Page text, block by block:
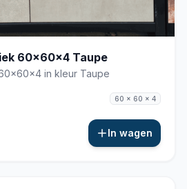
60x60x4 Taupe
in kleur Taupe
60 x 60 x 4
In wagen